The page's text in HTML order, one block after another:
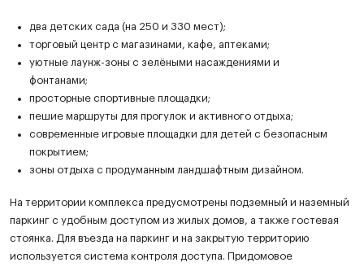
два детских сада (на 250 и 330 мест);
торговый центр с магазинами, кафе, аптеками;
уютные лаунж-зоны с зелёными насаждениями и
фонтанами;
просторные спортивные площадки;
пешие маршруты для прогулок и активного отдыха;
современные игровые площадки для детей с безопасным
покрытием;
зоны отдыха с продуманным ландшафтным дизайном.
На территории комплекса предусмотрены подземный и наземный
паркинг с удобным доступом из жилых домов, а также гостевая
стоянка. Для въезда на паркинг и на закрытую территорию
используется система контроля доступа. Придомовое